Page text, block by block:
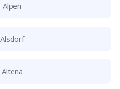
Alpen
Alsdorf
Altena